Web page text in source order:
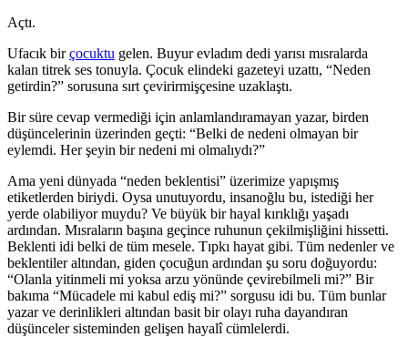
Açtı.
Ufacık birçocuktu gelen. Buyur evladım dedi yarısı mısralarda
kalan titrek ses tonuyla. Çocuk elindeki gazeteyi uzattı, “Neden
getirdin?” sorusuna sırt çevirirmişçesine uzaklaştı.
Bir süre cevap vermediği için anlamlandıramayan yazar, birden
düşüncelerinin üzerinden geçti: “Belki de nedeni olmayan bir
eylemdi. Her şeyin bir nedeni mi olmalıydı?”
Ama yeni dünyada “neden beklentisi” üzerimize yapışmış
etiketlerden biriydi. Oysa unutuyordu, insanoğlu bu, istediği her
yerde olabiliyor muydu? Ve büyük bir hayal kırıklığı yaşadı
ardından. Mısraların başına geçince ruhunun çekilmişliğini hissetti.
Beklenti idi belki de tüm mesele. Tıpkı hayat gibi. Tüm nedenler ve
beklentiler altından, giden çocuğun ardından şu soru doğuyordu:
“Olanla yitinmeli mi yoksa arzu yönünde çevirebilmeli mi?” Bir
bakıma “Mücadele mi kabul ediş mi?” sorgusu idi bu. Tüm bunlar
yazar ve derinlikleri altından basit bir olayı ruha dayandıran
düşünceler sisteminden gelişen hayalî cümlelerdi.